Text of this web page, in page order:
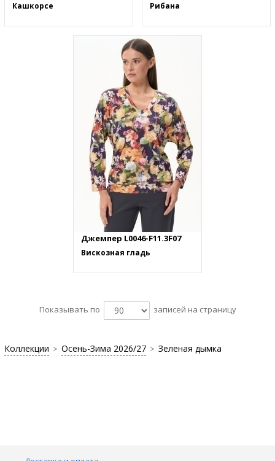
Кашкорсе Рибана
Джемпер L0046-F11.3F07
Вискозная гладь
Показывать по записей на страницу
Коллекции > Осень-Зима 2026/27 > Зеленая дымка